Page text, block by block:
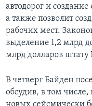
автодорог и
а также позволит
рабочих мест.
выделение 1,2 млрд
млрд долларов
В четверг Байден
обсудив, в том числе,